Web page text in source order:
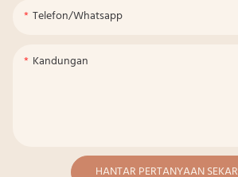
Telefon/whatsapp
Kandungan
HANTAR PERTANYAAN